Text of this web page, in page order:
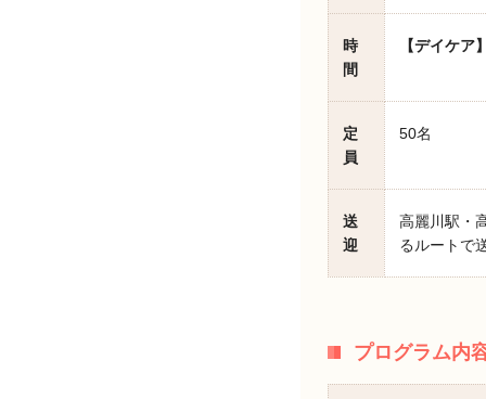
時
間
【デイケア
定
員
50名
送
迎
高麗川駅・
るルートで
プログラム内